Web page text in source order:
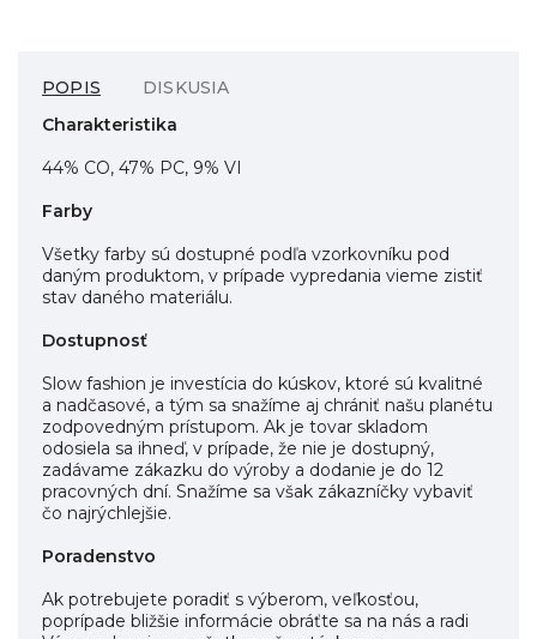
POPIS
DISKUSIA
Charakteristika
44% CO, 47% PC, 9% VI
Farby
Všetky farby sú dostupné podľa vzorkovníku pod
daným produktom, v prípade vypredania vieme zistiť
stav daného materiálu.
Dostupnosť
Slow fashion je investícia do kúskov, ktoré sú kvalitné
a nadčasové, a tým sa snažíme aj chrániť našu planétu
zodpovedným prístupom. Ak je tovar skladom
odosiela sa ihneď, v prípade, že nie je dostupný,
zadávame zákazku do výroby a dodanie je do 12
pracovných dní. Snažíme sa však zákazníčky vybaviť
čo najrýchlejšie.
Poradenstvo
Ak potrebujete poradiť s výberom, veľkosťou,
poprípade bližšie informácie obráťte sa na nás a radi